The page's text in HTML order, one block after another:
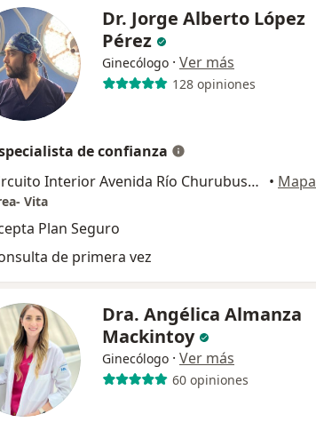
Dr. Jorge Alberto López
Pérez
Ginecólogo · Ver más
128 opiniones
de confianza
Circuito Interior Avenida Río Churubusco 318, Coyoacán • Mapa
Vita
Plan Seguro
de primera vez
Dra. Angélica Almanza
Mackintoy
Ginecólogo · Ver más
60 opiniones